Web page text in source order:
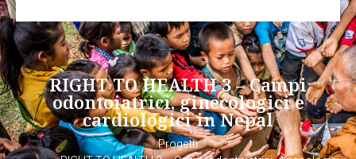
RIGHT TO HEALTH 3 – Campi
odontoiatrici, ginecologici e
cardiologici in Nepal
Progetti